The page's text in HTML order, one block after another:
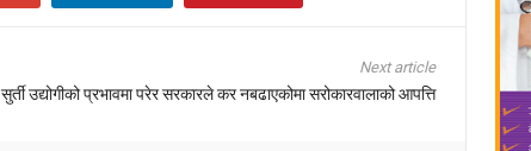
Next article
सुर्ती उद्योगीको प्रभावमा परेर सरकारले कर नबढाएकोमा सरोकारवालाको आपत्ति